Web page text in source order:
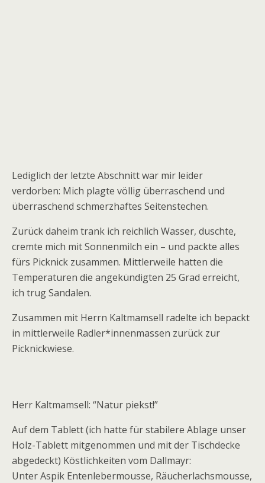
Lediglich der letzte Abschnitt war mir leider
verdorben: Mich plagte völlig überraschend und
überraschend schmerzhaftes Seitenstechen.
Zurück daheim trank ich reichlich Wasser, duschte,
cremte mich mit Sonnenmilch ein – und packte alles
fürs Picknick zusammen. Mittlerweile hatten die
Temperaturen die angekündigten 25 Grad erreicht,
ich trug Sandalen.
Zusammen mit Herrn Kaltmamsell radelte ich bepackt
in mittlerweile Radler*innenmassen zurück zur
Picknickwiese.
Herr Kaltmamsell: “Natur piekst!”
Auf dem Tablett (ich hatte für stabilere Ablage unser
Holz-Tablett mitgenommen und mit der Tischdecke
abgedeckt) Köstlichkeiten vom Dallmayr:
Unter Aspik Entenlebermousse, Räucherlachsmousse,